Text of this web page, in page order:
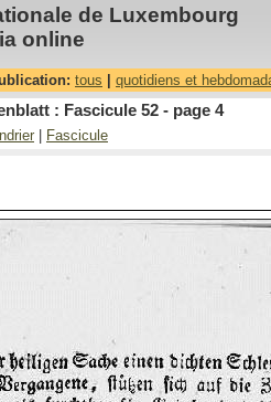
de Luxembourg
online
tous quotidiens et
: Fascicule 52 - page 4
Fascicule